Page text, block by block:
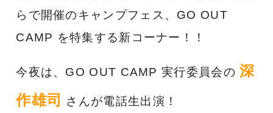
らで開催のキャンプフェス、GO OUT
CAMP を特集する新コーナー！！
今夜は、GO OUT CAMP 実行委員会の深
作雄司
さんが電話生出演！